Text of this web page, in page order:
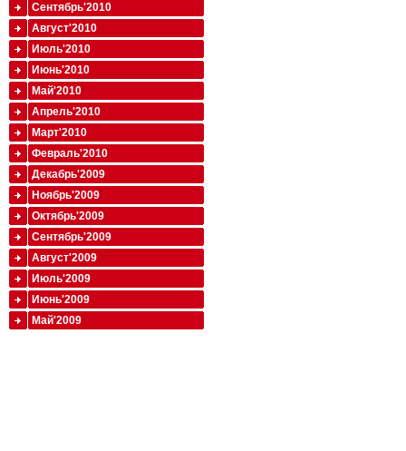
Сентябрь'2010
Август'2010
Июль'2010
Июнь'2010
Май'2010
Апрель'2010
Март'2010
Февраль'2010
Декабрь'2009
Ноябрь'2009
Октябрь'2009
Сентябрь'2009
Август'2009
Июль'2009
Июнь'2009
Май'2009